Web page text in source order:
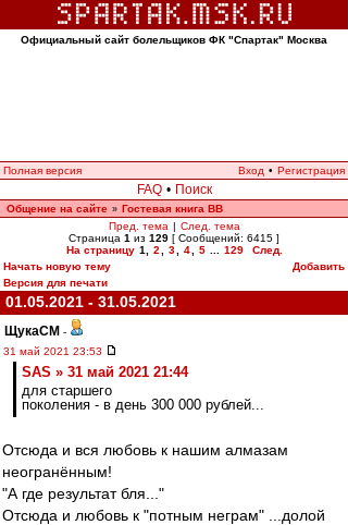
Официальный сайт болельщиков ФК "Спартак" Москва
Полная версия Вход • Регистрация
FAQ • Поиск
Общение на сайте » Гостевая книга ВВ
Пред. тема | След. тема
Страница 1 из 129 [ Сообщений: 6415 ]
На страницу 1 2 3 4 5 129
След.
Начать новую тему
Добавить
Версия для печати
01.05.2021 - 31.05.2021
ЩукаСМ -
31 май 2021 23:53
SAS » 31 май 2021 21:44
для старшего
поколения - в день 300 000 рублей...
Отсюда и вся любовь к нашим алмазам
неогранённым!
"А где результат бля..."
Отсюда и любовь к "потным неграм" ...долой